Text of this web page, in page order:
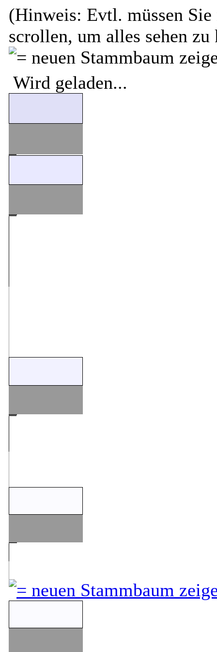
(Hinweis: Evtl. müssen Sie
scrollen, um alles sehen
Wird geladen...